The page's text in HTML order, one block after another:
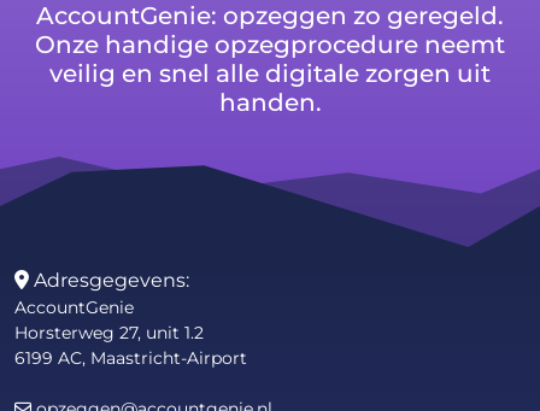
AccountGenie: opzeggen zo geregeld.
Onze handige opzegprocedure neemt
veilig en snel alle digitale zorgen uit
handen.
Adresgegevens:
AccountGenie
Horsterweg 27, unit 1.2
6199 AC, Maastricht-Airport